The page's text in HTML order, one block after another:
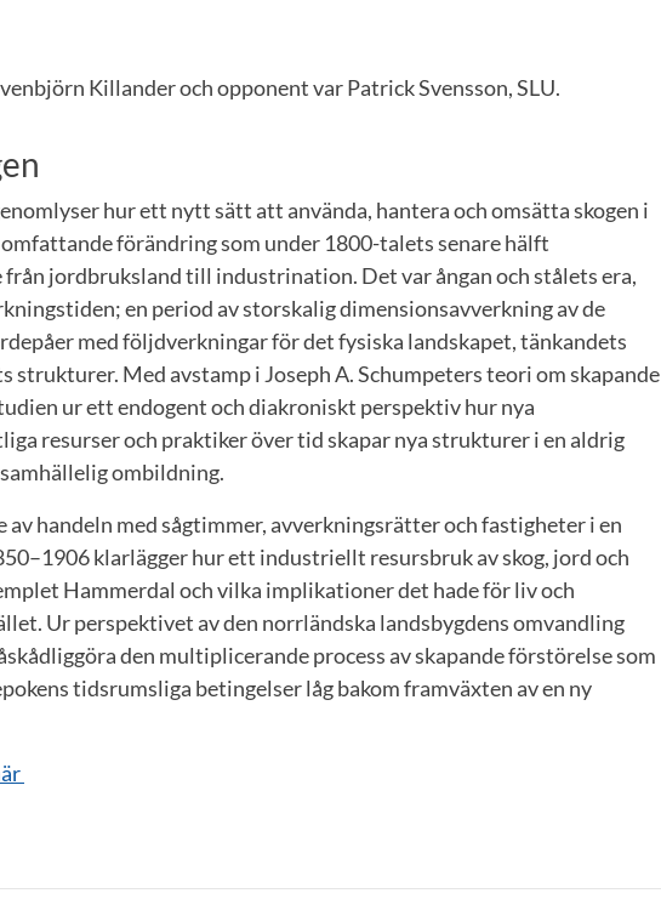
Killander och opponent var Patrick Svensson, SLU.
hur ett nytt sätt att använda, hantera och omsätta skogen i
förändring som under 1800-talets senare hälft
jordbruksland till industrination. Det var ångan och stålets era,
en period av storskalig dimensionsavverkning av de
med följdverkningar för det fysiska landskapet, tänkandets
strukturer. Med avstamp i Joseph A. Schumpeters teori om skapande
ur ett endogent och diakroniskt perspektiv hur nya
resurser och praktiker över tid skapar nya strukturer i en aldrig
ombildning.
av handeln med sågtimmer, avverkningsrätter och fastigheter i en
klarlägger hur ett industriellt resursbruk av skog, jord och
Hammerdal och vilka implikationer det hade för liv och
Ur perspektivet av den norrländska landsbygdens omvandling
den multiplicerande process av skapande förstörelse som
tidsrumsliga betingelser låg bakom framväxten av en ny